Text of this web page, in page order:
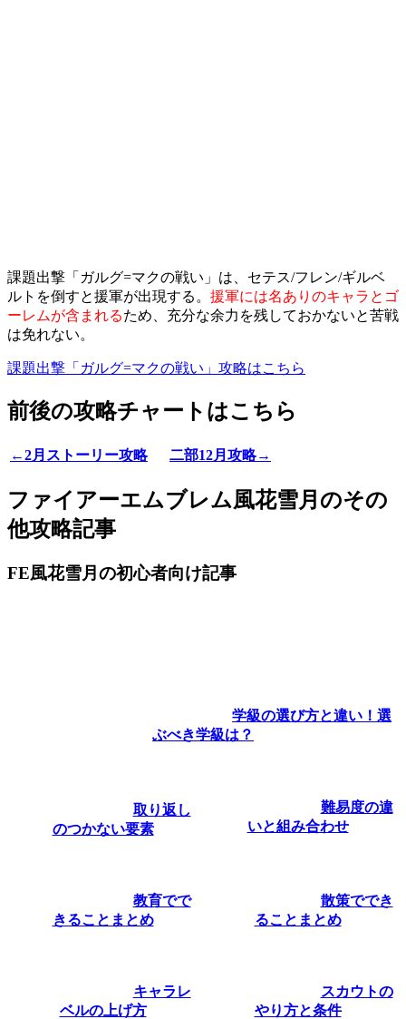
課題出撃「ガルグ=マクの戦い」は、セテス/フレン/ギルベ
ルトを倒すと援軍が出現する。 援軍には名ありのキャラとゴ
ーレムが含まれるため、充分な余力を残しておかないと苦戦
は免れない。
課題出撃「ガルグ=マクの戦い」攻略はこちら
前後の攻略チャートはこちら
←2月ストーリー攻略 二部12月攻略→
ファイアーエムブレム風花雪月のその
他攻略記事
FE風花雪月の初心者向け記事
学級の選び方と違い！選
ぶべき学級は？
取り返し
のつかない要素
難易度の違
いと組み合わせ
教育でで
きることまとめ
散策ででき
ることまとめ
キャラレ
ベルの上げ方
スカウトの
やり方と条件